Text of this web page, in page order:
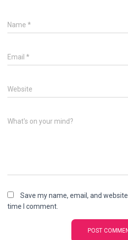
Name *
Email *
Website
What's on your mind?
Save my name, email, and
time I comment.